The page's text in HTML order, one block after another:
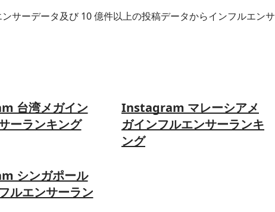
サーデータ及び 10 億件以上の投稿データからインフルエン
台湾メガイン
ーランキング
Instagram マレーシアメ
ガインフルエンサーランキ
ング
シンガポール
ルエンサーラン